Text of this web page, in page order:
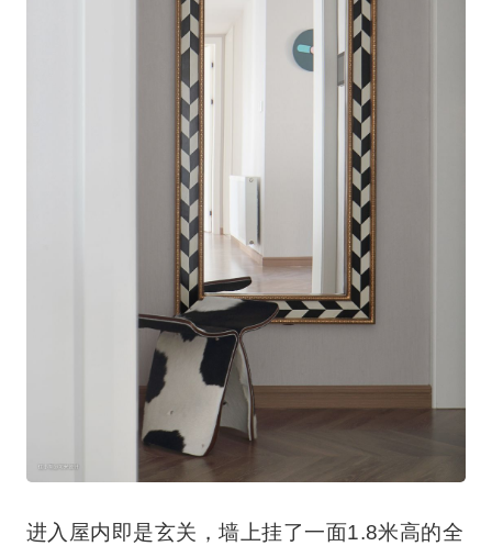
进入屋内即是玄关，墙上挂了一面1.8米高的全